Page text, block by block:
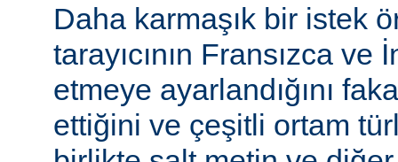
Daha karmaşık bir istek
tarayıcının Fransızca
etmeye ayarlandığını
ettiğini ve çeşitli ortam